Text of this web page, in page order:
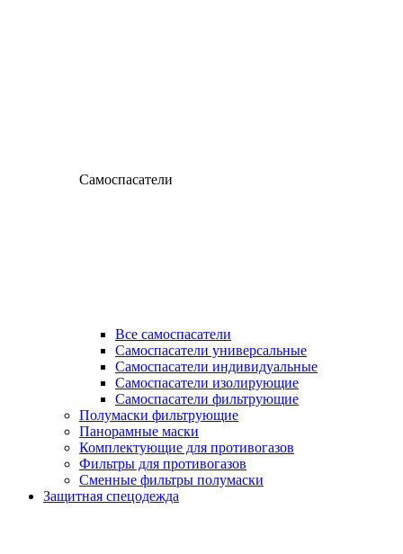
Самоспасатели
Все самоспасатели
Самоспасатели универсальные
Самоспасатели индивидуальные
Самоспасатели изолирующие
Самоспасатели фильтрующие
Полумаски фильтрующие
Панорамные маски
Комплектующие для противогазов
Фильтры для противогазов
Сменные фильтры полумаски
Защитная спецодежда